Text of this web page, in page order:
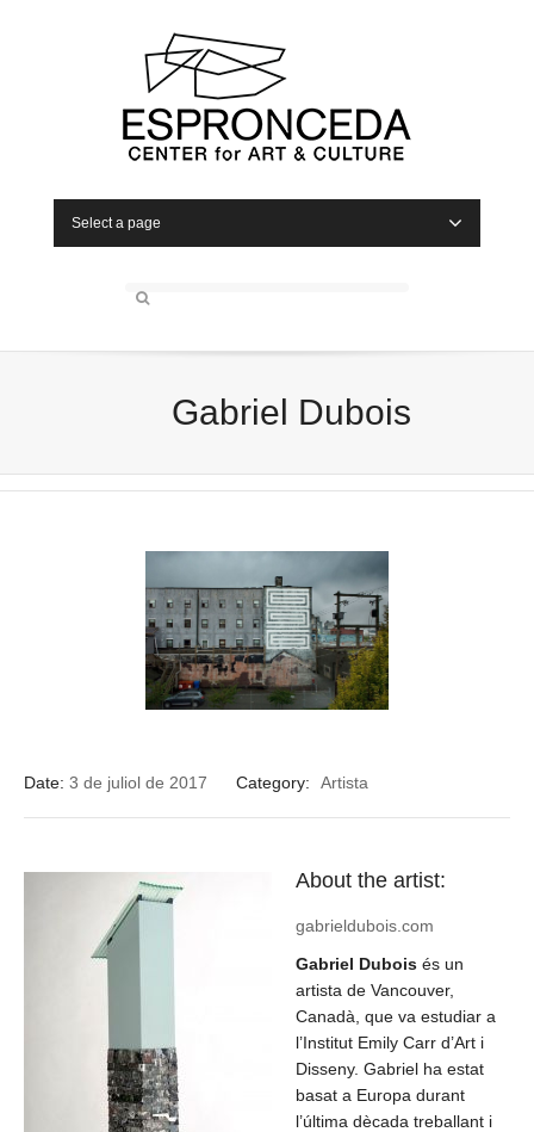
Select a page
Gabriel Dubois
Date: 3 de juliol de 2017 Category: Artista
About the artist:
gabrieldubois.com
Gabriel Dubois és un
artista de Vancouver,
Canadà, que va estudiar a
l’Institut Emily Carr d’Art i
Disseny. Gabriel ha estat
basat a Europa durant
l’última dècada treballant i